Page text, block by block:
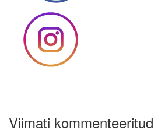
Viimati kommenteeritud